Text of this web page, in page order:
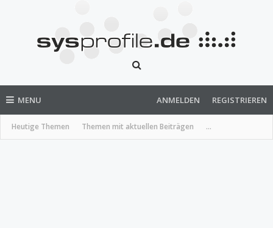
MENU
Heutige Themen Themen mit aktuellen Beiträgen ...
ANMELDEN REGISTRIEREN